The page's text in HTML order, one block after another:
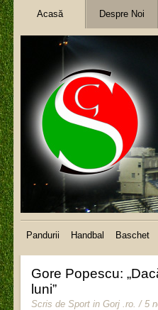
Acasă Despre Noi
Pandurii Handbal Baschet
Gore Popescu:
luni”
Scris de Sport in Gorj .ro. / 5